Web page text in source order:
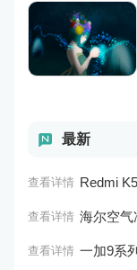
最新
查看详情 Redmi
查看详情 海尔空气净
查看详情 一加9系列手